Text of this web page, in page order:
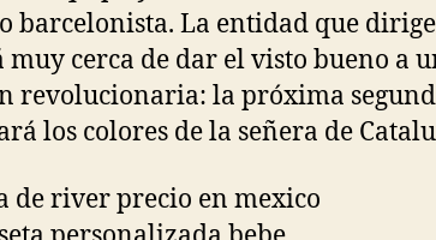
barcelonista. La entidad que
muy cerca de dar el visto bueno a
revolucionaria: la próxima
los colores de la señera de